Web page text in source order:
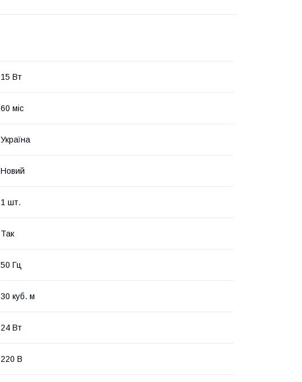
15 Вт
60 міс
Україна
Новий
1 шт.
Так
50 Гц
30 куб. м
24 Вт
220 В